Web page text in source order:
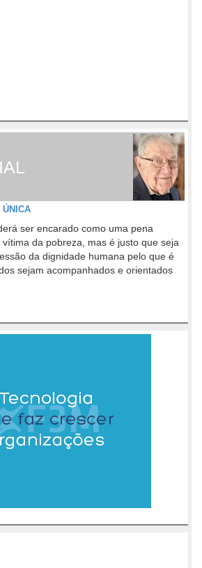
ÚNICA
ser encarado como uma pena
da pobreza, mas é justo que seja
da dignidade humana pelo que é
sejam acompanhados e orientados